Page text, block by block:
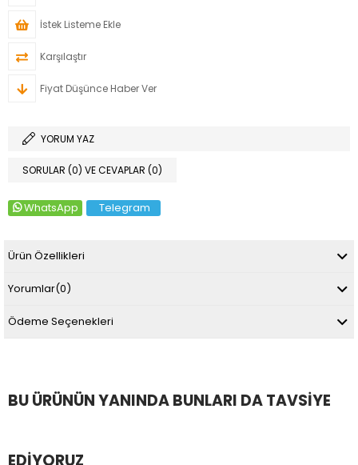
İstek Listeme Ekle
Karşılaştır
Fiyat Düşünce Haber Ver
YORUM YAZ
SORULAR (0) VE CEVAPLAR (0)
WhatsApp Telegram
Ürün Özellikleri
Yorumlar(0)
Ödeme Seçenekleri
BU ÜRÜNÜN YANINDA BUNLARI DA TAVSIYE
EDIYORUZ